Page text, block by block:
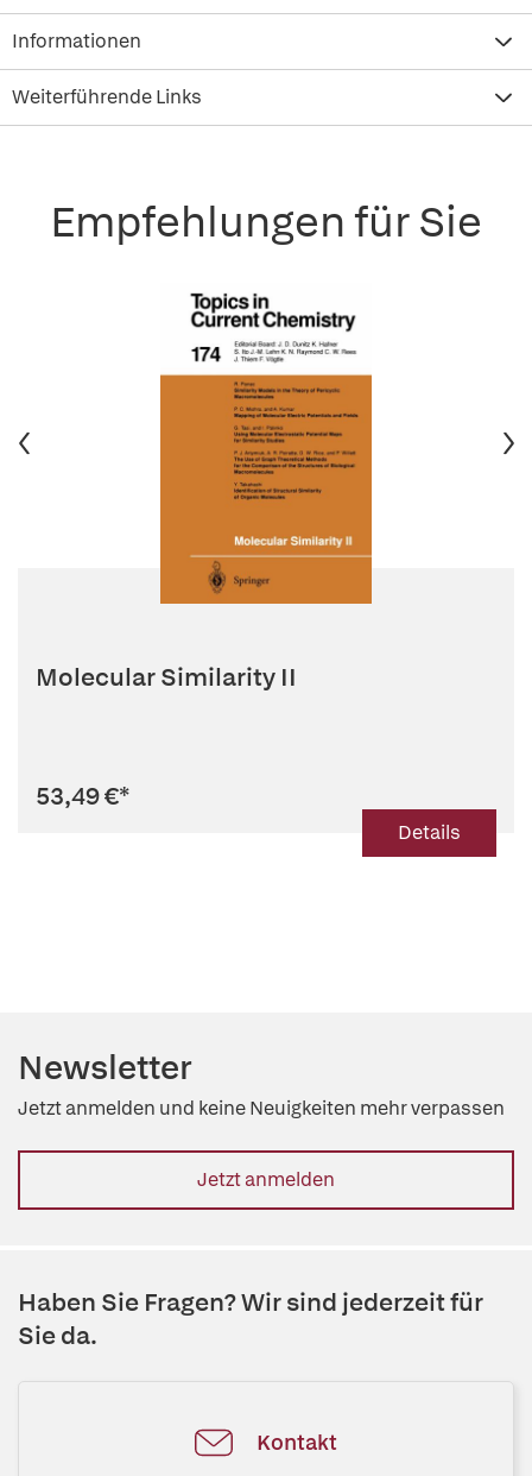
Informationen
Weiterführende Links
Empfehlungen für Sie
Molecular Similarity II
53,49 €*
Details
Newsletter
Jetzt anmelden und keine Neuigkeiten mehr verpassen
Jetzt anmelden
Haben Sie Fragen? Wir sind jederzeit für
Sie da.
Kontakt